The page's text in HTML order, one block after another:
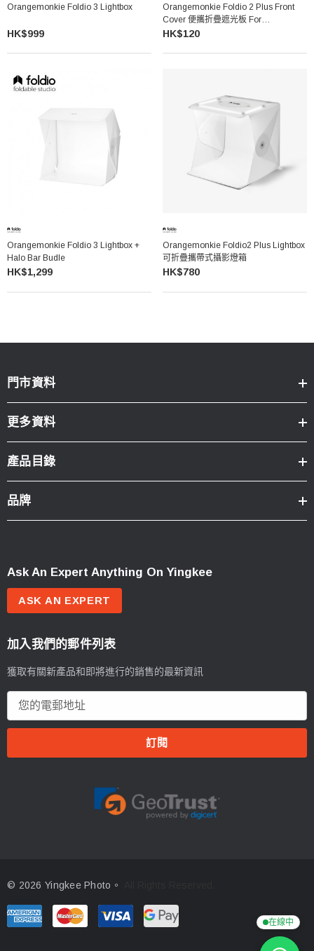
Orangemonkie Foldio 3 Lightbox
HK$999
Orangemonkie Foldio 2 Plus Front
Cover 便攜折疊遮光板 For
Foldio2plus
HK$120
Orangemonkie Foldio 3 Lightbox +
Halo Bar Budle
HK$1,299
Orangemonkie Foldio2 Plus Lightbox
可折疊攜帶式攝影燈箱
HK$780
門市資料
更多資料
產品目錄
品牌
Ask An Expert Anything On Yingkee
ASK AN EXPERT
加入我們的郵件列表
獲取有關新產品和即將進行的銷售的最新資訊
郵
© 2026 Yingkee Photo。
在線中